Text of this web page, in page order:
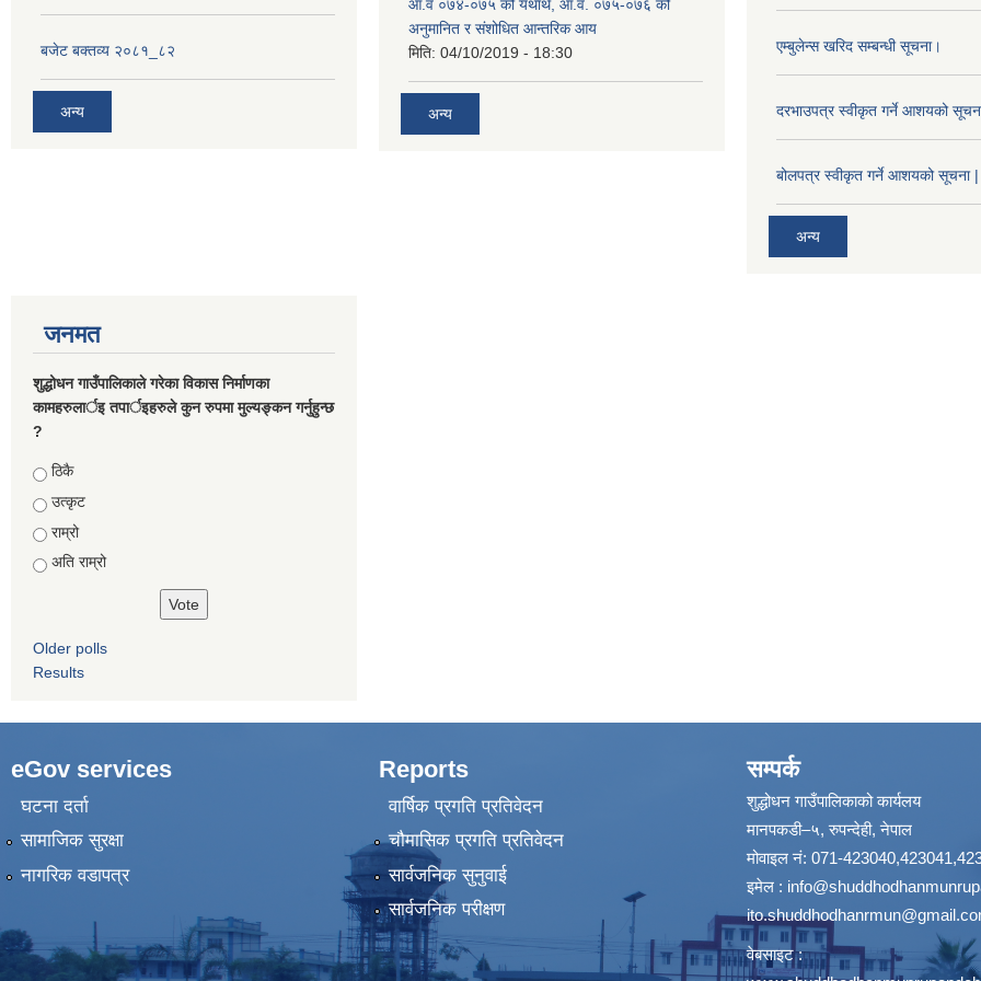
बजेट बक्तव्य २०८१_८२
अन्य
आ.व ०७४-०७५ को यथार्थ, आ.व. ०७५-०७६ को
अनुमानित र संशोधित आन्तरिक आय
मिति: 04/10/2019 - 18:30
अन्य
एम्बुलेन्स खरिद सम्बन्धी सूचना।
दरभाउपत्र स्वीकृत गर्ने आशयको
बोलपत्र स्वीकृत गर्ने आशयको सूचना |
अन्य
जनमत
शुद्धोधन गाउँपालिकाले गरेका विकास निर्माणका
कामहरुलार्इ तपार्इहरुले कुन रुपमा मुल्यङ्कन गर्नुहुन्छ
?
Choices
ठिकै
उत्कृट
राम्रो
अति राम्रो
Older polls
Results
eGov services
घटना दर्ता
सामाजिक सुरक्षा
नागरिक वडापत्र
Reports
वार्षिक प्रगति प्रतिवेदन
चौमासिक प्रगति प्रतिवेदन
सार्वजनिक सुनुवाई
सार्वजनिक परीक्षण
सम्पर्क
शुद्धोधन गाउँपालिकाको कार्यलय
मानपकडी–५, रुपन्देही, नेपाल
मोवाइल नं: 071-
इमेल :
वेबसाइट :